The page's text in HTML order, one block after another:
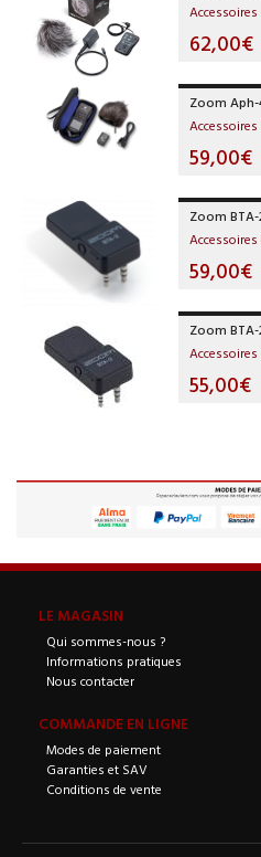
62,00€
Zoom Aph-
59,00€
Zoom
59,00€
Zoom
55,00€
LE MAGASIN
Qui sommes-nous ?
Informations pratiques
Nous contacter
COMMANDE EN LIGNE
Modes de paiement
Garanties et SAV
Conditions de vente